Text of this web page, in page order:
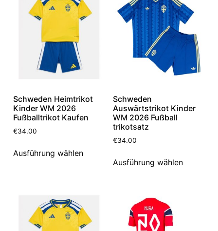
Schweden Heimtrikot
Kinder WM 2026
Fußballtrikot Kaufen
€34.00
Ausführung wählen
Schweden
Auswärtstrikot Kinder
WM 2026 Fußball
trikotsatz
€34.00
Ausführung wählen